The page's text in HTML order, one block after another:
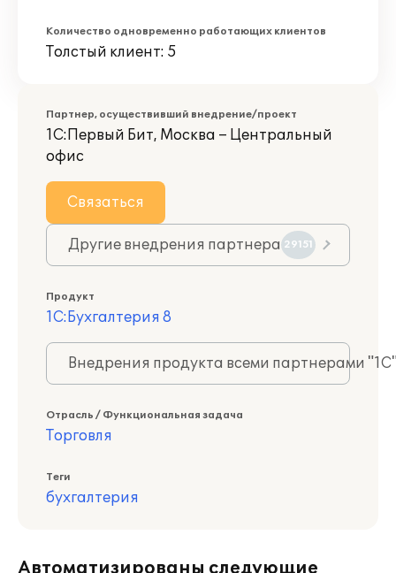
Количество одновременно работающих клиентов
Толстый клиент: 5
Партнер, осуществивший внедрение/проект
1С:Первый Бит, Москва – Центральный
офис
Связаться
Другие внедрения партнера 29151
Продукт
1С:Бухгалтерия 8
Внедрения продукта всеми партнерами
Отрасль / Функциональная задача
Торговля
Теги
бухгалтерия
Автоматизированы следующие